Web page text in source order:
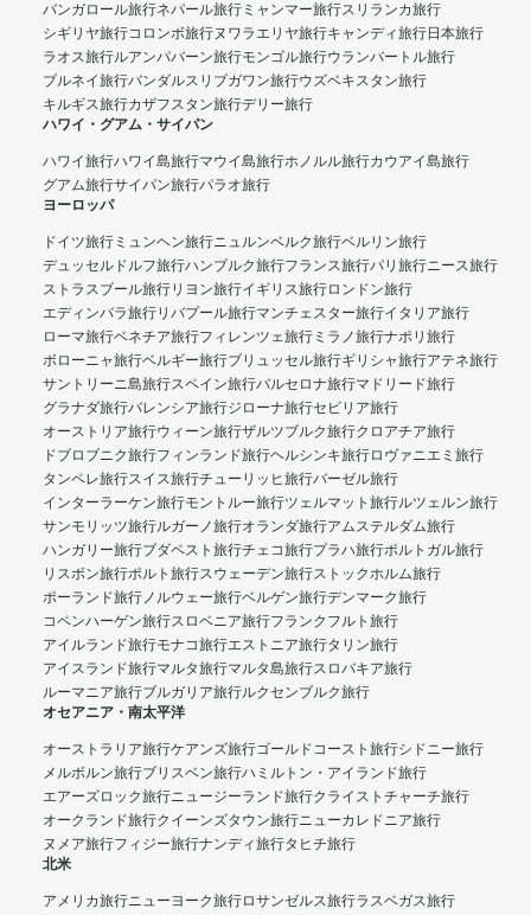
バンガロール旅行ネパール旅行 ミャンマー旅行スリランカ旅行
シギリヤ旅行コロンボ旅行ヌワラエリヤ旅行キャンディ旅行日本旅行
ラオス旅行ルアンパバーン旅行モンゴル旅行ウランバートル旅行
ブルネイ旅行バンダルスリブガワン旅行ウズベキスタン旅行
キルギス旅行カザフスタン旅行デリー旅行
ハワイ・グアム・サイパン
ハワイ旅行ハワイ島旅行マウイ島旅行ホノルル旅行カウアイ島旅行
グアム旅行サイパン旅行パラオ旅行
ヨーロッパ
ドイツ旅行 ミュンヘン旅行ニュルンベルク旅行ベルリン旅行
デュッセルドルフ旅行ハンブルク旅行フランス旅行パリ旅行ニース旅行
ストラスブール旅行リヨン旅行イギリス旅行ロンドン旅行
エディンバラ旅行リバプール旅行マンチェスター旅行イタリア旅行
ローマ旅行ベネチア旅行フィレンツェ旅行 ミラノ旅行ナポリ旅行
ボローニャ旅行ベルギー旅行ブリュッセル旅行ギリシャ旅行アテネ旅行
サントリーニ島旅行スペイン旅行バルセロナ旅行マドリード旅行
グラナダ旅行バレンシア旅行ジローナ旅行セビリア旅行
オーストリア旅行ウィーン旅行ザルツブルク旅行クロアチア旅行
ドブロブニク旅行フィンランド旅行ヘルシンキ旅行ロヴァニエミ旅行
タンペレ旅行スイス旅行チューリッヒ旅行バーゼル旅行
インターラーケン旅行モントルー旅行ツェルマット旅行ルツェルン旅行
サンモリッツ旅行ルガーノ旅行オランダ旅行アムステルダム旅行
ハンガリー旅行ブダペスト旅行チェコ旅行プラハ旅行ポルトガル旅行
リスボン旅行ポルト旅行スウェーデン旅行ストックホルム旅行
ポーランド旅行ノルウェー旅行ベルゲン旅行デンマーク旅行
コペンハーゲン旅行スロベニア旅行フランクフルト旅行
アイルランド旅行モナコ旅行エストニア旅行タリン旅行
アイスランド旅行マルタ旅行マルタ島旅行スロバキア旅行
ルーマニア旅行ブルガリア旅行ルクセンブルク旅行
オセアニア・南太平洋
オーストラリア旅行ケアンズ旅行ゴールドコースト旅行シドニー旅行
メルボルン旅行ブリスベン旅行ハミルトン・アイランド旅行
エアーズロック旅行ニュージーランド旅行クライストチャーチ旅行
オークランド旅行クイーンズタウン旅行ニューカレドニア旅行
ヌメア旅行フィジー旅行ナンディ旅行タヒチ旅行
北米
アメリカ旅行ニューヨーク旅行ロサンゼルス旅行ラスベガス旅行